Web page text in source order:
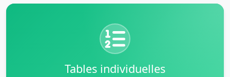
Tables individuelles